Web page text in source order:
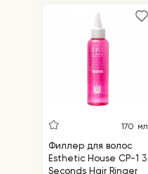
170 мл
Филлер для волос
Esthetic House CP-1 3
Seconds Hair Ringer